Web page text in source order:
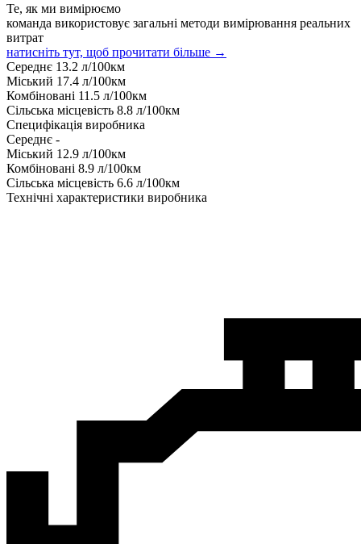
Те, як ми вимірюємо
команда використовує загальні методи вимірювання реальних
витрат
натисніть тут, щоб прочитати більше →
Середнє 13.2 л/100км
Міський 17.4 л/100км
Комбіновані 11.5 л/100км
Сільська місцевість 8.8 л/100км
Специфікація виробника
Середнє -
Міський 12.9 л/100км
Комбіновані 8.9 л/100км
Сільська місцевість 6.6 л/100км
Технічні характеристики виробника